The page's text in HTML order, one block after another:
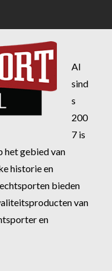
Al
sind
s
200
7 is
het gebied van
historie en
bieden
van
en